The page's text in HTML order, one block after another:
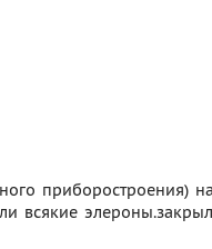
приборостроения)
всякие